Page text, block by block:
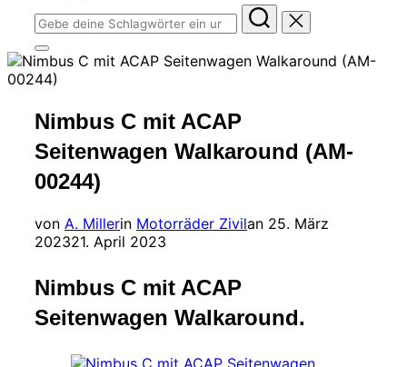
Suchen
nach:
Seitenleiste
&
Navigation
Nimbus C mit ACAP
Seitenwagen Walkaround (AM-
00244)
von A. Millerin Motorräder Zivilan Veröffentlicht
25. März
202321. April 2023
Nimbus C mit ACAP
Seitenwagen Walkaround.